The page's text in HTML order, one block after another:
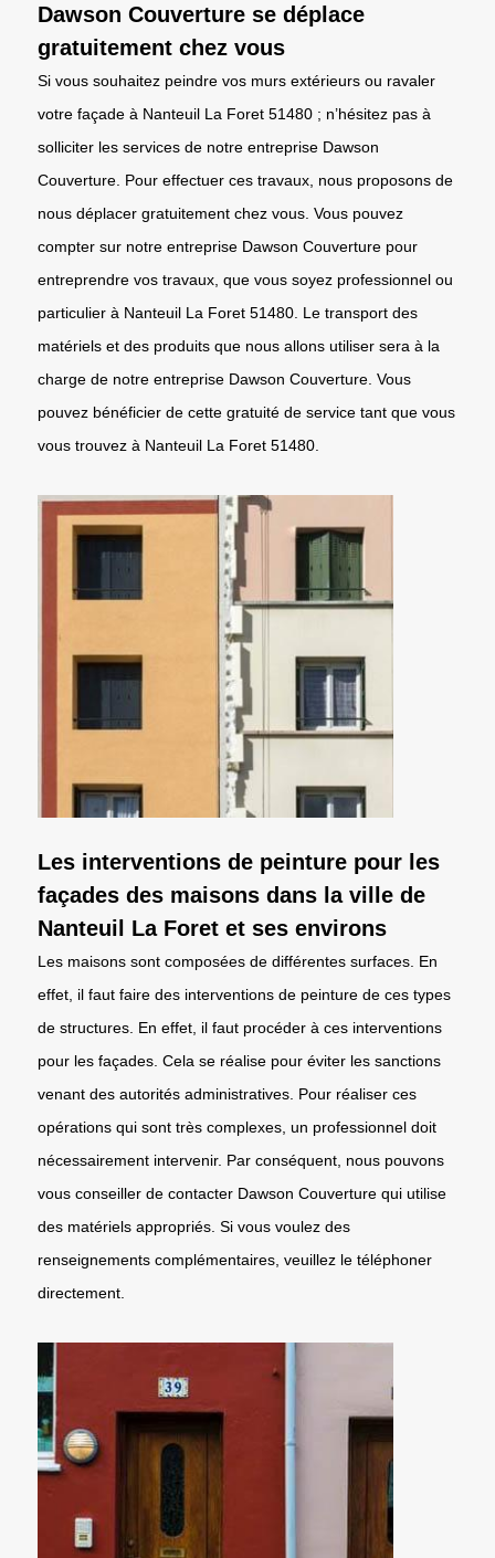
Dawson Couverture se déplace
gratuitement chez vous
Si vous souhaitez peindre vos murs extérieurs ou ravaler
votre façade à Nanteuil La Foret 51480 ; n’hésitez pas à
solliciter les services de notre entreprise Dawson
Couverture. Pour effectuer ces travaux, nous proposons de
nous déplacer gratuitement chez vous. Vous pouvez
compter sur notre entreprise Dawson Couverture pour
entreprendre vos travaux, que vous soyez professionnel ou
particulier à Nanteuil La Foret 51480. Le transport des
matériels et des produits que nous allons utiliser sera à la
charge de notre entreprise Dawson Couverture. Vous
pouvez bénéficier de cette gratuité de service tant que vous
vous trouvez à Nanteuil La Foret 51480.
Les interventions de peinture pour les
façades des maisons dans la ville de
Nanteuil La Foret et ses environs
Les maisons sont composées de différentes surfaces. En
effet, il faut faire des interventions de peinture de ces types
de structures. En effet, il faut procéder à ces interventions
pour les façades. Cela se réalise pour éviter les sanctions
venant des autorités administratives. Pour réaliser ces
opérations qui sont très complexes, un professionnel doit
nécessairement intervenir. Par conséquent, nous pouvons
vous conseiller de contacter Dawson Couverture qui utilise
des matériels appropriés. Si vous voulez des
renseignements complémentaires, veuillez le téléphoner
directement.